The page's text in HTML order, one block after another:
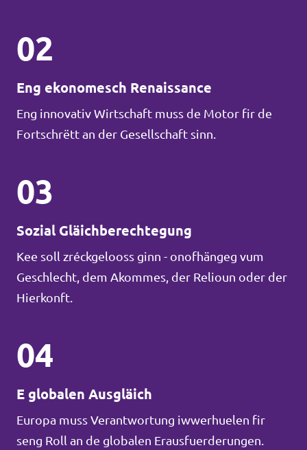
02
Eng ekonomesch Renaissance
Eng innovativ Wirtschaft muss de Motor fir de
Fortschrëtt an der Gesellschaft sinn.
03
Sozial Gläichberechtegung
Kee soll zréckgelooss ginn - onofhängeg vum
Geschlecht, dem Akommes, der Relioun oder der
Hierkonft.
04
E globalen Ausgläich
Europa muss Verantwortung iwwerhuelen fir
seng Roll an de globalen Erausfuerderungen.